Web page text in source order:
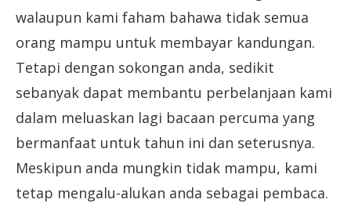
walaupun kami faham bahawa tidak semua
orang mampu untuk membayar kandungan.
Tetapi dengan sokongan anda, sedikit
sebanyak dapat membantu perbelanjaan kami
dalam meluaskan lagi bacaan percuma yang
bermanfaat untuk tahun ini dan seterusnya.
Meskipun anda mungkin tidak mampu, kami
tetap mengalu-alukan anda sebagai pembaca.